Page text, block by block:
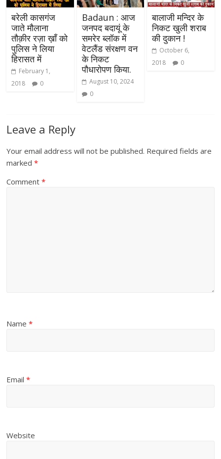
बरेली कासगंज
जाते मौलाना
तौक़ीर रज़ा ख़ाँ को
पुलिस ने लिया
हिरासत में
February 1,
2018
0
Badaun : आज
जनपद बदायूं के
समरेर ब्लॉक में
वेटलैंड संरक्षण वन
के निकट
पौधारोपण किया.
August 10, 2024
0
बालाजी मन्दिर के
निकट खुली शराब
की दुकान !
October 6,
2018
0
Leave a Reply
Your email address will not be published. Required fields are
marked*
Comment*
Name*
Email*
Website